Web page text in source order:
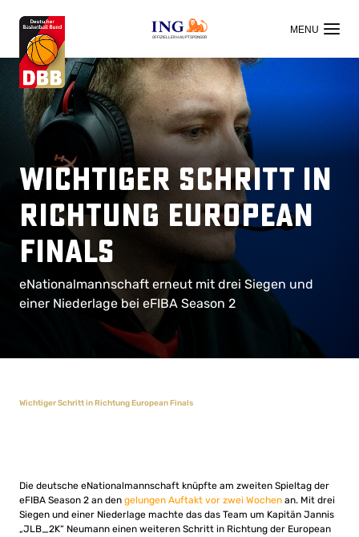
OFFIZIELLER HAUPTSPONSOR
Wichtiger Schritt in
Richtung European
Finals
eNationalmannschaft erneut mit drei Siegen und
einer Niederlage bei eFIBA Season 2
Wichtiger Schritt in Richtung European Finals
Die deutsche eNationalmannschaft knüpfte am zweiten Spieltag der
eFIBA Season 2 an den gelungen Auftakt vor zwei Wochen an. Mit drei
Siegen und einer Niederlage machte das das Team um Kapitän Jannis
„JLB_2K“ Neumann einen weiteren Schritt in Richtung der European